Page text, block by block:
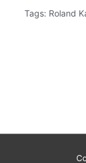
Tags: Roland